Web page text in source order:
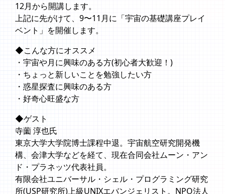
12月から開講します。
上記に先がけて、9〜11月に「宇宙の基礎講座プレイ
ベント」を開催します。
◆こんな方にオススメ
・宇宙や月に興味のある方(初心者大歓迎！)
・ちょっと新しいことを勉強したい方
・惑星探査に興味のある方
・好奇心旺盛な方
◆ゲスト
寺薗 淳也氏
東京大学大学院博士課程中退。宇宙航空研究開発機
構、会津大学などを経て、現在合同会社ムーン・アン
ド・プラネッツ代表社員。
有限会社ユニバーサル・シェル・プログラミング研究
所(USP研究所)上級UNIXエバンジェリスト。NPO法人